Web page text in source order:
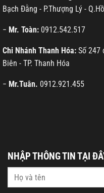
Bạch Đằng - P.Thượng Lý -
− Mr. Toàn: 0912.542.517
Chi Nhánh Thanh Hóa: Số 247
Biên - TP. Thanh Hóa
− Mr.Tuân. 0912.921.455
NHẬP THÔNG TIN TẠI